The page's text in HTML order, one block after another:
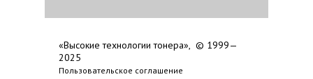
«Высокие технологии тонера», © 1999—
2025
Пользовательское соглашение